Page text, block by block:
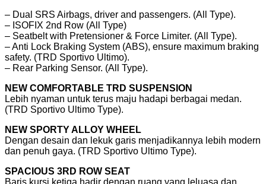
– Dual SRS Airbags, driver and passengers. (All Type).
– ISOFIX 2nd Row (All Type)
– Seatbelt with Pretensioner & Force Limiter. (All Type).
– Anti Lock Braking System (ABS), ensure maximum braking
safety. (TRD Sportivo Ultimo).
– Rear Parking Sensor. (All Type).
NEW COMFORTABLE TRD SUSPENSION
Lebih nyaman untuk terus maju hadapi berbagai medan.
(TRD Sportivo Ultimo Type).
NEW SPORTY ALLOY WHEEL
Dengan desain dan lekuk garis menjadikannya lebih modern
dan penuh gaya. (TRD Sportivo Ultimo Type).
SPACIOUS 3RD ROW SEAT
Baris kursi ketiga hadir dengan ruang yang leluasa dan